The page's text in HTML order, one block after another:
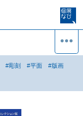
#彫刻 #平面 #版画